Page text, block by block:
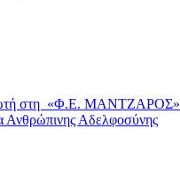
στη «Φ.Ε. ΜΑΝΤΖΑΡΟΣ»
Ανθρώπινης Αδελφοσύνης